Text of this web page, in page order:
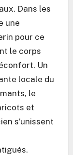
Dans les
une
pour ce
le corps
Un
locale du
le
et
s’unissent